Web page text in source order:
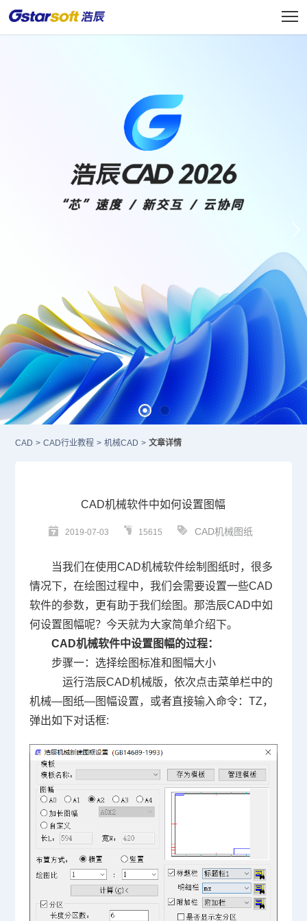
CAD > CAD行业教程 > 机械CAD > 文章详情
CAD机械软件中如何设置图幅
2019-07-03 15615 CAD机械图纸
当我们在使用CAD机械软件绘制图纸时，很多
情况下，在绘图过程中，我们会需要设置一些CAD
软件的参数，更有助于我们绘图。那浩辰CAD中如
何设置图幅呢？今天就为大家简单介绍下。
CAD机械软件中设置图幅的过程：
步骤一：选择绘图标准和图幅大小
运行浩辰CAD机械版，依次点击菜单栏中的
机械—图纸—图幅设置，或者直接输入命令： TZ，
弹出如下对话框: